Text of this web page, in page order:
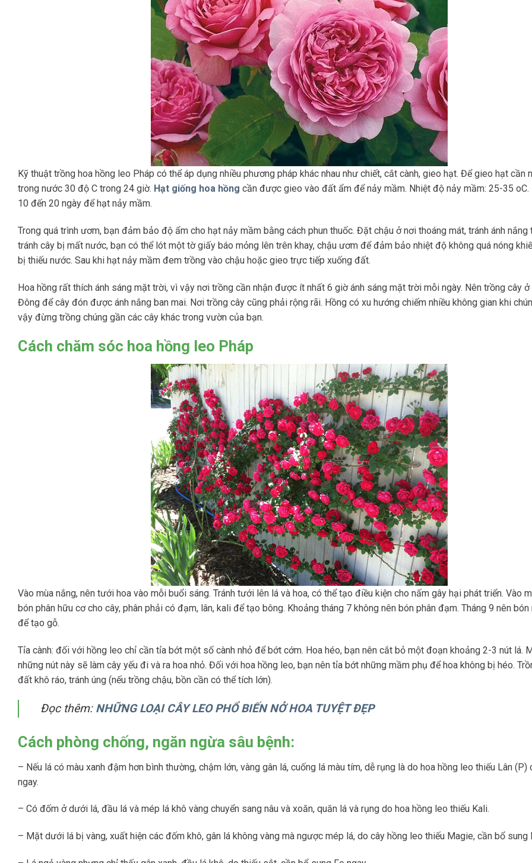
Kỹ thuật trồng hoa hồng leo Pháp có thể áp dụng nhiều phương pháp khác nhau như chiết, cắt cành, gieo hạt. Để gieo hạt cần
trong nước 30 độ C trong 24 giờ. Hạt giống hoa hồng cần được gieo vào đất ẩm để nảy mầm. Nhiệt độ nảy mầm: 25-35
10 đến 20 ngày để hạt nảy mầm.
Trong quá trình ươm, bạn đảm bảo độ ẩm cho hạt nảy mầm bằng cách phun thuốc. Đặt chậu ở nơi thoáng mát, tránh ánh
tránh cây bị mất nước, bạn có thể lót một tờ giấy báo mỏng lên trên khay, chậu ươm để đảm bảo nhiệt độ không quá nóng
bị thiếu nước. Sau khi hạt nảy mầm đem trồng vào chậu hoặc gieo trực tiếp xuống đất.
Hoa hồng rất thích ánh sáng mặt trời, vì vậy nơi trồng cần nhận được ít nhất 6 giờ ánh sáng mặt trời mỗi ngày. Nên trồng cây
Đông để cây đón được ánh nắng ban mai. Nơi trồng cây cũng phải rộng rãi. Hồng có xu hướng chiếm nhiều không gian khi
vậy đừng trồng chúng gần các cây khác trong vườn của bạn.
Cách chăm sóc hoa hồng leo Pháp
Vào mùa nắng, nên tưới hoa vào mỗi buổi sáng. Tránh tưới lên lá và hoa, có thể tạo điều kiện cho nấm gây hại phát triển. Vào
bón phân hữu cơ cho cây, phân phải có đạm, lân, kali để tạo bông. Khoảng tháng 7 không nên bón phân đạm. Tháng 9 nên bón
để tạo gỗ.
Tỉa cành: đối với hồng leo chỉ cần tỉa bớt một số cành nhỏ để bớt cớm. Hoa héo, bạn nên cắt bỏ một đoạn khoảng 2-3 nút lá.
những nút này sẽ làm cây yếu đi và ra hoa nhỏ. Đối với hoa hồng leo, bạn nên tỉa bớt những mầm phụ để hoa không bị héo.
đất khô ráo, tránh úng (nếu trồng chậu, bồn cần có thể tích lớn).
Đọc thêm: NHỮNG LOẠI CÂY LEO PHỔ BIẾN NỞ HOA TUYỆT ĐẸP
Cách phòng chống, ngăn ngừa sâu bệnh:
– Nếu lá có màu xanh đậm hơn bình thường, chậm lớn, vàng gân lá, cuống lá màu tím, dễ rụng là do hoa hồng leo thiếu Lân (P)
ngay.
– Có đốm ở dưới lá, đầu lá và mép lá khô vàng chuyển sang nâu và xoăn, quăn lá và rụng do hoa hồng leo thiếu Kali.
– Mặt dưới lá bị vàng, xuất hiện các đốm khô, gân lá không vàng mà ngược mép lá, do cây hồng leo thiếu Magie, cần bổ sung